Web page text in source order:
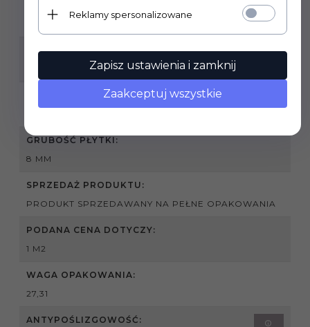
RODZAJ POWIERZCHNI:
POLEROWANA, BŁYSZCZĄCA
ZASTOSOWANIE:
GRUBOŚĆ PŁYTKI:
8 MM
SPRZEDAŻ PRODUKTU:
PRODUKT SPRZEDAWANY NA PEŁNE OPAKOWANIA
PODANA CENA DOTYCZY:
1 M2
WAGA OPAKOWANIA:
27,31
ANTYPOŚLIZGOWOŚĆ:
Reklamy spersonalizowane
Zapisz ustawienia i zamknij
Zaakceptuj wszystkie